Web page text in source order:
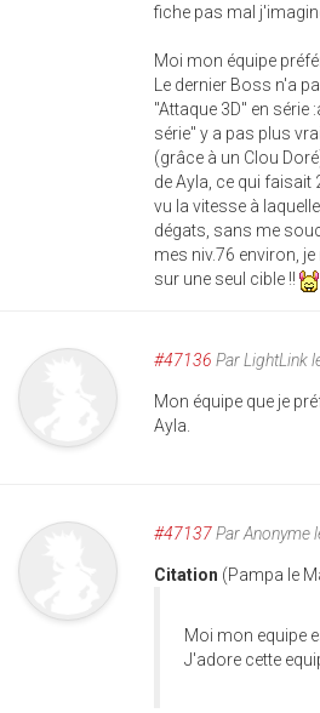
fiche pas mal
Moi mon équipe
Le dernier Boss n'a
"Attaque 3D" en série
série" y a pas plus
(grâce à un Clou
de Ayla, ce qui faisait
vu la vitesse à
dégats, sans me
mes niv.76 environ,
sur une seul cible !!
#47136 ParLightLink
Mon équipe que je
Ayla.
#47137ParAnonyme
Citation (Pampa le
Moi mon equipe
J'adore cette